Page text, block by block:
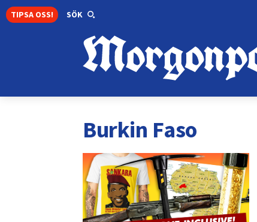
TIPSA OSS! SÖK
Burkin Faso